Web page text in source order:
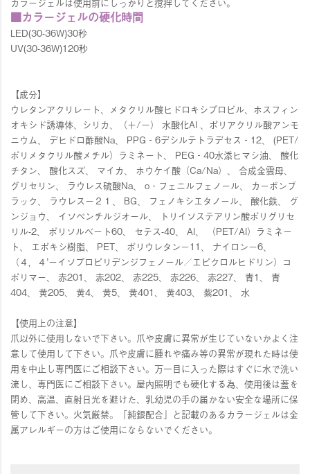
■カラージェルの硬化時間
LED(30-36W)30秒
UV(30-36W)120秒
【成分】
ウレタンアクリレート、メタクリル酸ヒドロキシプロピル、ホスフィン
オキシド誘導体、シリカ、（＋/－） 水酸化Al 、ポリアクリル酸アンモ
ニウム、 デヒドロ酢酸Na、 PPG‐6デシルテトラデセス‐12、 (PET/
ポリメタクリル酸メチル）ラミネート、 PEG‐40水添ヒマシ油、 酸化
チタン、 酸化スズ、 マイカ、 ホウケイ酸（Ca/Na）、 合成金雲母、
グリセリン、 ラウレス硫酸Na、 o‐フェニルフェノール、 カーボンブ
ラック、 ラウレス－２１、 BG、 フェノキシエタノール、 酸化鉄、 グ
ンジョウ、 イソぺンチルジオール、 トリイソステアリン酸ポリグリセ
リル-2、 ポリソルベート60、 セテス-40、 Al、 （PET/Al）ラミネー
ト、 エポキシ樹脂、 PET、 ポリウレタン－11、 ナイロン－6、
（４，４’－イソプロピリデンジフェノール／エピクロルヒドリン）コ
ポリマー、 赤201、 赤202、 赤225、 赤226、 赤227、 青1、 青
404、 黄205、 黄4、 黄5、 黄401、 黄403、 紫201、 水
【使用上の注意】
爪以外に使用しないで下さい。爪や皮膚に異常が生じていないかよく注
意して使用して下さい。爪や皮膚に腫れや痛み等の異常が現れた時は使
用を中止し専門医にご相談下さい。万一目に入った際はすぐに水で洗い
流し、専門医にご相談下さい。屋内照明でも硬化する為、使用後は蓋を
閉め、高温、直射日光を避けた、乳幼児の手の届かない安全な場所に保
管して下さい。火気厳禁。「純銀配合」と記載のあるカラージェルは金
属アレルギーの方はご使用にならないでください。